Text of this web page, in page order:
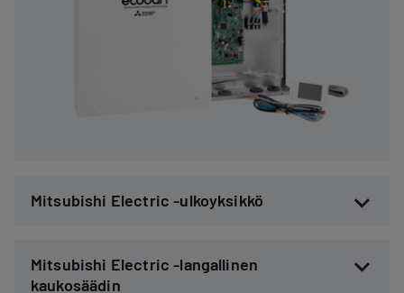
Mitsubishi Electric -ulkoyksikkö
Mitsubishi Electric -langallinen
kaukosäädin